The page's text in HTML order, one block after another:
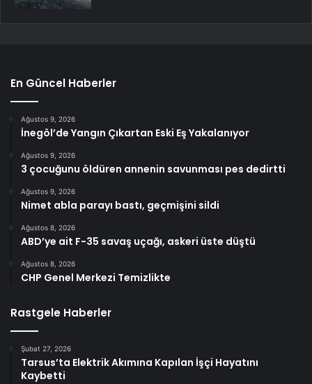
En Güncel Haberler
Ağustos 9, 2026
İnegöl’de Yangın Çıkartan Eski Eş Yakalanıyor
Ağustos 9, 2026
3 çocuğunu öldüren annenin savunması pes dedirtti
Ağustos 9, 2026
Nimet abla parayı bastı, geçmişini sildi
Ağustos 8, 2026
ABD’ye ait F-35 savaş uçağı, askeri üste düştü
Ağustos 8, 2026
CHP Genel Merkezi Temizlikte
Rastgele Haberler
Şubat 27, 2026
Tarsus’ta Elektrik Akımına Kapılan İşçi Hayatını
Kaybetti